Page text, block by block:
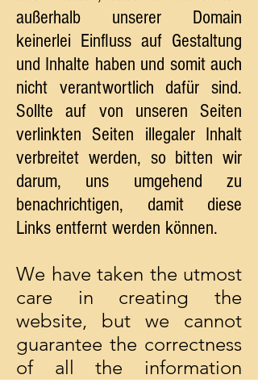
außerhalb unserer Domain
keinerlei Einfluss auf Gestaltung
und Inhalte haben und somit auch
nicht verantwortlich dafür sind.
Sollte auf von unseren Seiten
verlinkten Seiten illegaler Inhalt
verbreitet werden, so bitten wir
darum, uns umgehend zu
benachrichtigen, damit diese
Links entfernt werden können.
We have taken the utmost
care in creating the
website, but we cannot
guarantee the correctness
of all the information